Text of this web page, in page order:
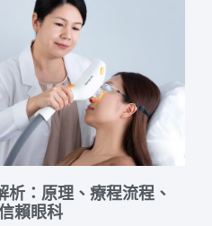
析：原理、療程流程、
賴眼科